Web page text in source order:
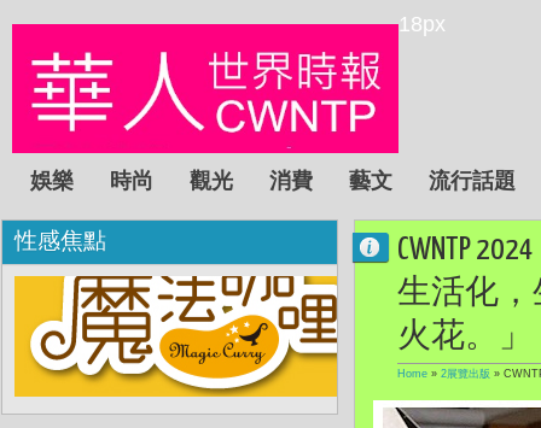
18px
娛樂 時尚 觀光 消費 藝文 流行話題
CWNTP
生活化，
火花。」
Home » 2展覽出版 »
性感焦點